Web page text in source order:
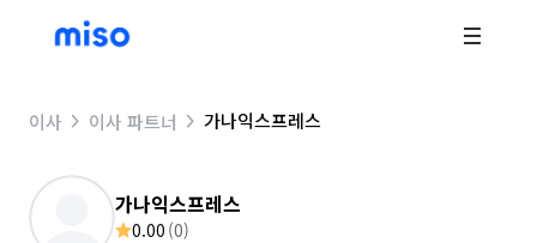
이사 이사 파트너 가나익스프레스
가나익스프레스
0.00 (0)